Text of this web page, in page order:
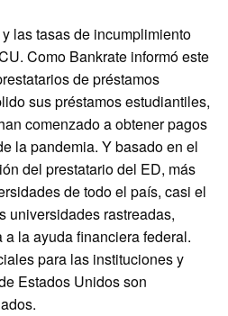
las tasas de incumplimiento
Como Bankrate informó este
de préstamos
sus préstamos estudiantiles,
comenzado a obtener pagos
la pandemia. Y basado en el
del prestatario del ED, más
de todo el país, casi el
universidades rastreadas,
la ayuda financiera federal.
para las instituciones y
Estados Unidos son